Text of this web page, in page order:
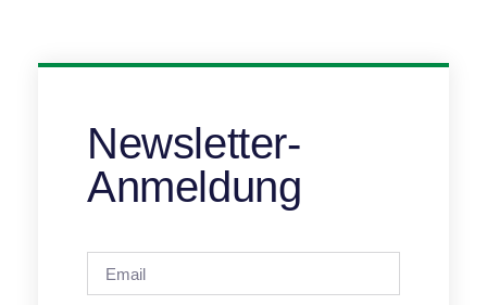
Newsletter-
Anmeldung